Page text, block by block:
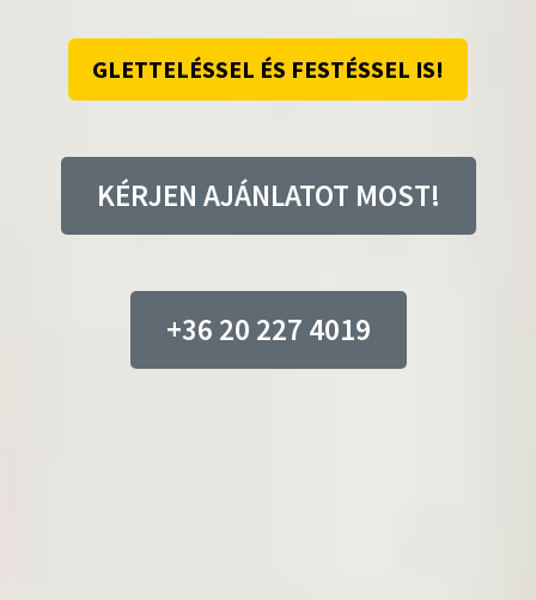
GLETTELÉSSEL ÉS FESTÉSSEL IS!
KÉRJEN AJÁNLATOT MOST!
+36 20 227 4019